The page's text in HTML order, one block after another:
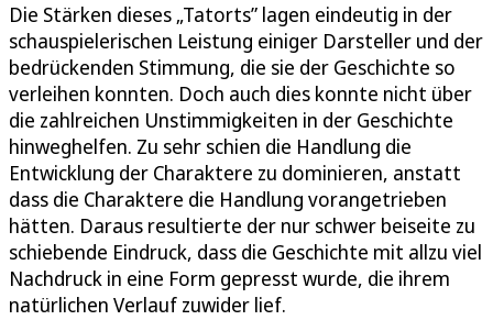
Die Stärken dieses „Tatorts” lagen eindeutig in der
schauspielerischen Leistung einiger Darsteller und der
bedrückenden Stimmung, die sie der Geschichte so
verleihen konnten. Doch auch dies konnte nicht über
die zahlreichen Unstimmigkeiten in der Geschichte
hinweghelfen. Zu sehr schien die Handlung die
Entwicklung der Charaktere zu dominieren, anstatt
dass die Charaktere die Handlung vorangetrieben
hätten. Daraus resultierte der nur schwer beiseite zu
schiebende Eindruck, dass die Geschichte mit allzu viel
Nachdruck in eine Form gepresst wurde, die ihrem
natürlichen Verlauf zuwider lief.